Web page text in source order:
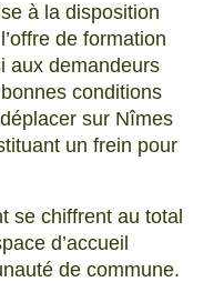
à la disposition
de formation
aux demandeurs
conditions
sur Nîmes
un frein pour
se chiffrent au total
d’accueil
de commune.